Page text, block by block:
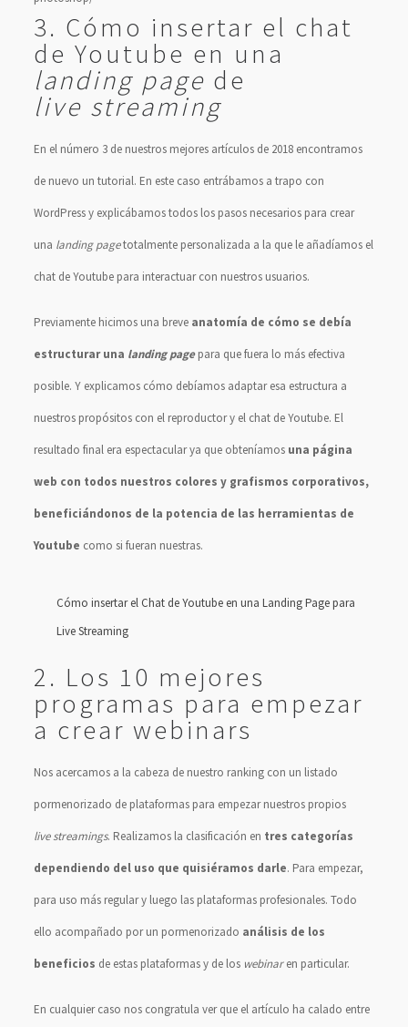
3. Cómo insertar el chat
de Youtube en una
landing page de
live streaming
En el número 3 de nuestros mejores artículos de 2018 encontramos
de nuevo un tutorial. En este caso entrábamos a trapo con
WordPress y explicábamos todos los pasos necesarios para crear
una landing pagetotalmente personalizada a la que le añadíamos el
chat de Youtube para interactuar con nuestros usuarios.
Previamente hicimos una breve anatomía de cómo se debía
estructurar una landing pagepara que fuera lo más efectiva
posible. Y explicamos cómo debíamos adaptar esa estructura a
nuestros propósitos con el reproductor y el chat de Youtube. El
resultado final era espectacular ya que obteníamos una página
web con todos nuestros colores y grafismos corporativos,
beneficiándonos de la potencia de las herramientas de
Youtube como si fueran nuestras.
Cómo insertar el Chat de Youtube en una Landing Page para
Live Streaming
2. Los 10 mejores
programas para empezar
a crear webinars
Nos acercamos a la cabeza de nuestro ranking con un listado
pormenorizado de plataformas para empezar nuestros propios
live streamings. Realizamos la clasificación en tres categorías
dependiendo del uso que quisiéramos darle. Para empezar,
para uso más regular y luego las plataformas profesionales. Todo
ello acompañado por un pormenorizado análisis de los
beneficios de estas plataformas y de los webinaren particular.
En cualquier caso nos congratula ver que el artículo ha calado entre